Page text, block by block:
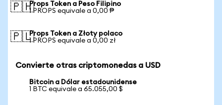
🇵🇭Props Token a Peso Filipino
1 PROPS equivale a 0,00 ₱
🇵🇱Props Token a Złoty polaco
1 PROPS equivale a 0,00 zł
Convierte otras criptomonedas a USD
Bitcoin a Dólar estadounidense
1 BTC equivale a 65.055,00 $